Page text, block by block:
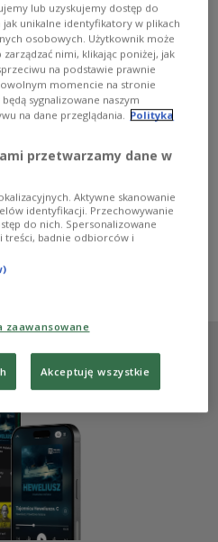
Co nas czeka na
w Ratownictwie
są otwarte, więc przez
ratowników będzie
Polski w Ratownictwie
- mówi Krzysztof
wydarzenia. -
na plaży i w wodzie.
Piotr Galus Sopot
Morskim
lub uzyskujemy dostęp do
unikalne identyfikatory w plikach
osobowych. Użytkownik może
nimi, klikając poniżej, jak
na podstawie prawnie
momencie na stronie
sygnalizowane naszym
na dane przeglądania. Polityka
przetwarzamy dane w
Aktywne skanowanie
identyfikacji. Przechowywanie
do nich. Spersonalizowane
treści, badnie odbiorców i
zaawansowane
Akceptuję wszystkie